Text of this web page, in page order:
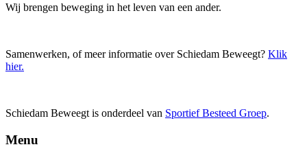
Wij brengen beweging in het leven van een ander.
Samenwerken, of meer informatie over Schiedam Beweegt? Klik
hier.
Schiedam Beweegt is onderdeel van Sportief Besteed Groep.
Menu